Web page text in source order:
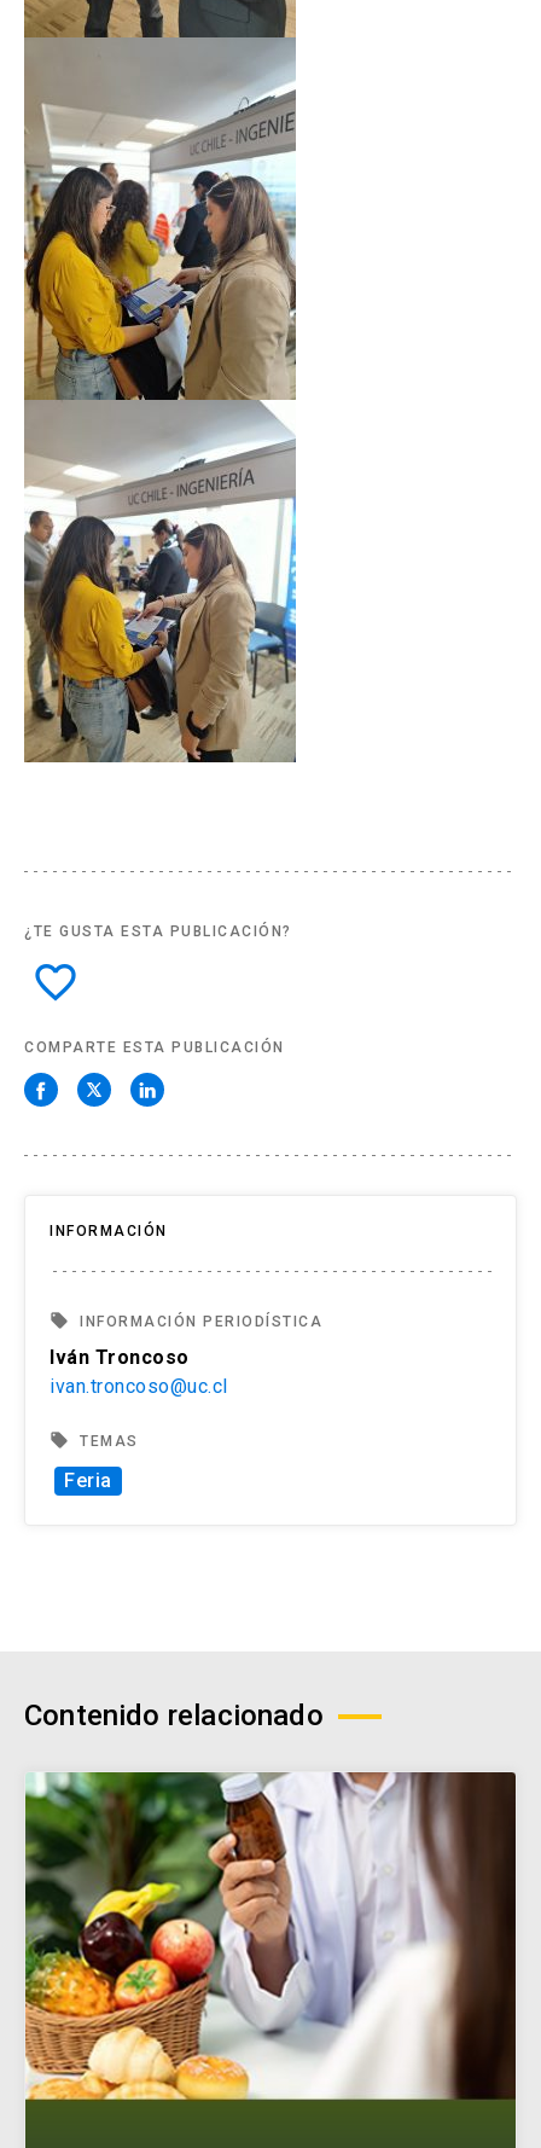
¿TE GUSTA ESTA PUBLICACIÓN?
favorite_border
COMPARTE ESTA PUBLICACIÓN
INFORMACIÓN
local_offer INFORMACIÓN PERIODÍSTICA
Iván Troncoso
ivan.troncoso@uc.cl
local_offer TEMAS
Feria
Contenido relacionado